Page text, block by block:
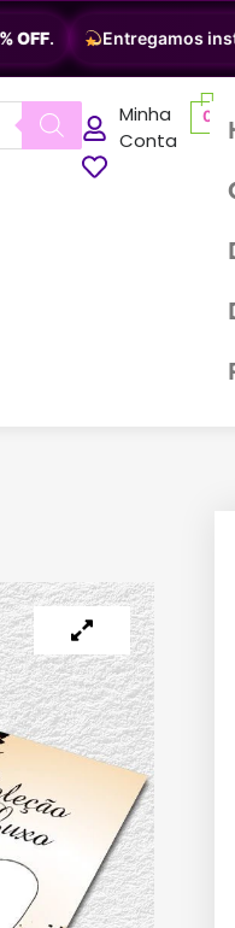
. Entregamos
Minha
Conta
0